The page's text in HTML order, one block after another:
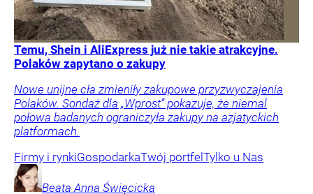
Temu, Shein i AliExpress już nie takie atrakcyjne.
Polaków zapytano o zakupy
Nowe unijne cła zmieniły zakupowe przyzwyczajenia
Polaków. Sondaż dla „Wprost” pokazuje, że niemal
połowa badanych ograniczyła zakupy na azjatyckich
platformach.
Firmy i rynkiGospodarkaTwój portfelTylko u Nas
Beata Anna Święcicka